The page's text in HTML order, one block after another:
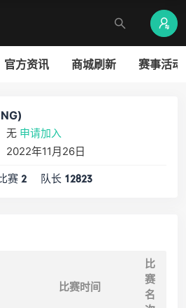
官方资讯 商城刷新 赛事活动
无 申请加入
2022年11月26日
赛 2 队长 12823
比赛时间
比
赛
名